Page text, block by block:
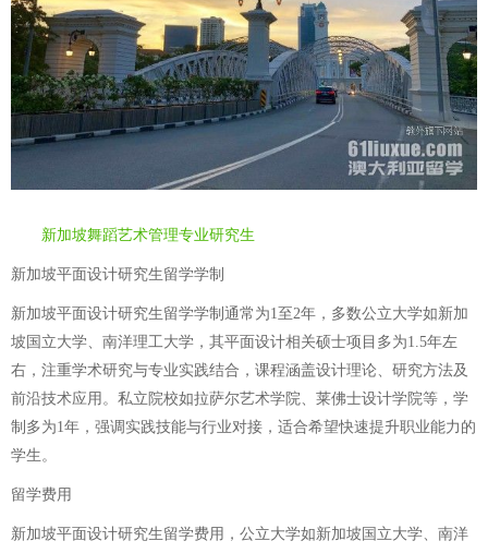
新加坡舞蹈艺术管理专业研究生
新加坡平面设计研究生留学学制
新加坡平面设计研究生留学学制通常为1至2年，多数公立大学如新加
坡国立大学、南洋理工大学，其平面设计相关硕士项目多为1.5年左
右，注重学术研究与专业实践结合，课程涵盖设计理论、研究方法及
前沿技术应用。私立院校如拉萨尔艺术学院、莱佛士设计学院等，学
制多为1年，强调实践技能与行业对接，适合希望快速提升职业能力的
学生。
留学费用
新加坡平面设计研究生留学费用，公立大学如新加坡国立大学、南洋